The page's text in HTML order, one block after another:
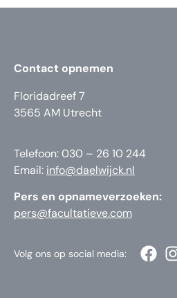
Contact opnemen
Floridadreef 7
3565 AM Utrecht
Telefoon: 030 – 26 10 244
Email: info@daelwijck.nl
Pers en opnameverzoeken:
pers@facultatieve.com
Volg ons op social media: